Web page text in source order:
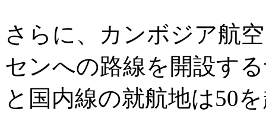
さらに、カンボジア航
センへの路線を開設す
と国内線の就航地は50